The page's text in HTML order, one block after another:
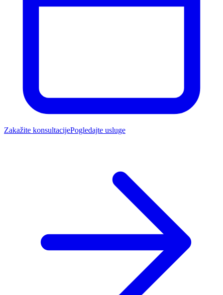
Zakažite konsultacijePogledajte usluge